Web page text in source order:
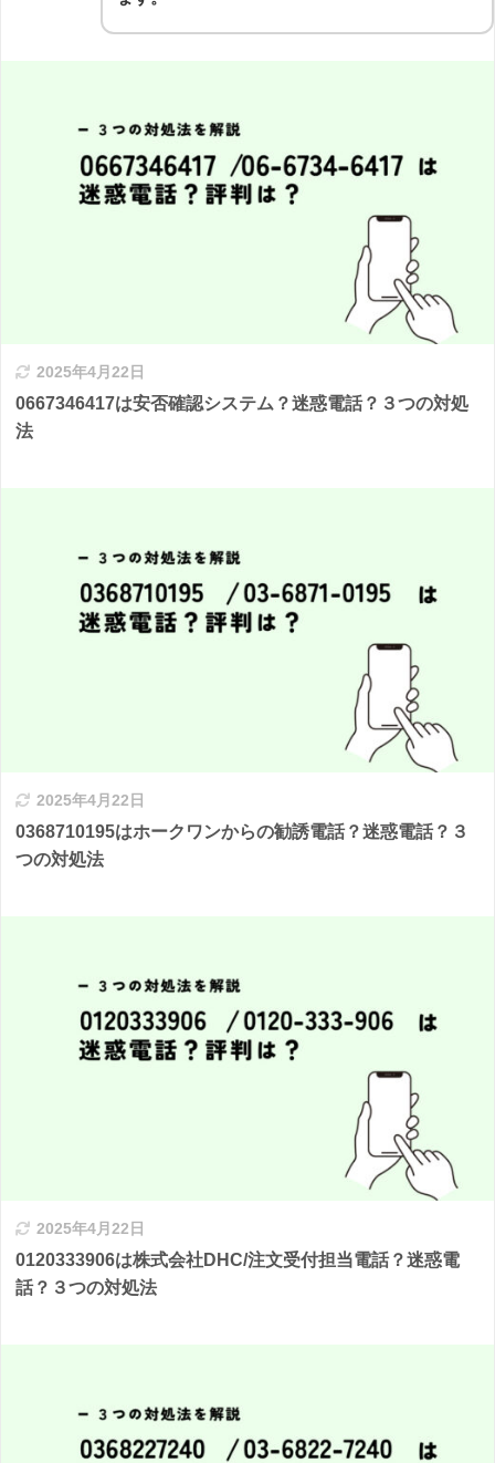
2025年4月22日
0667346417は安否確認システム？迷惑電話？３つの対処
法
2025年4月22日
0368710195はホークワンからの勧誘電話？迷惑電話？３
つの対処法
2025年4月22日
0120333906は株式会社DHC/注文受付担当電話？迷惑電
話？３つの対処法